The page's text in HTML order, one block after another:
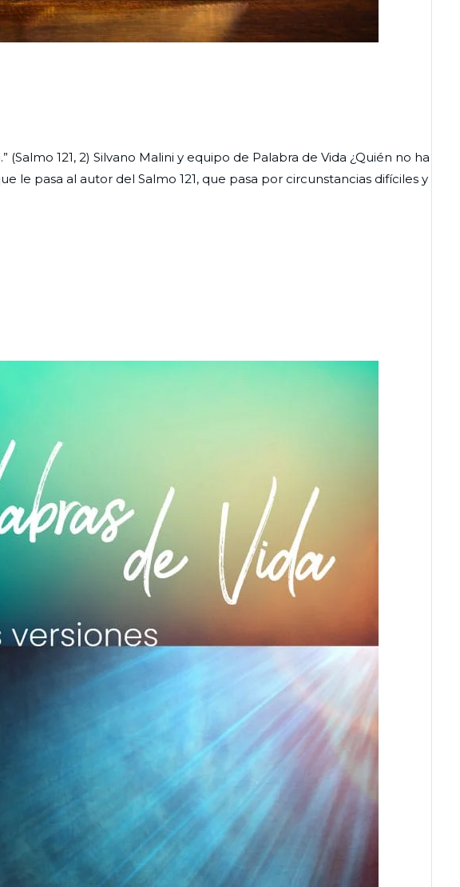
121, 2) Silvano Malini y equipo de Palabra de Vida ¿Quién no ha
le pasa al autor del Salmo 121, que pasa por circunstancias difíciles y